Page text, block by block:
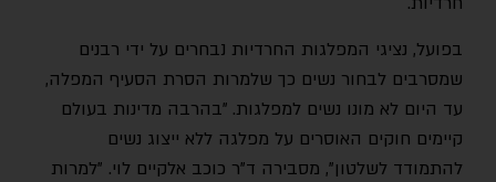
בפועל, נציגי המפלגות החרדיות נבחרים על ידי רבנים
שמסרבים לבחור נשים כך שלמרות הסרת הסעיף המפלה,
עד היום לא מונו נשים למפלגות. "בהרבה מדינות בעולם
קיימים חוקים האוסרים על מפלגה ללא ייצוג נשים
להתמודד לשלטון", מסבירה ד"ר כוכב אלקיים לוי. "למרות